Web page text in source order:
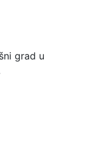
grad u